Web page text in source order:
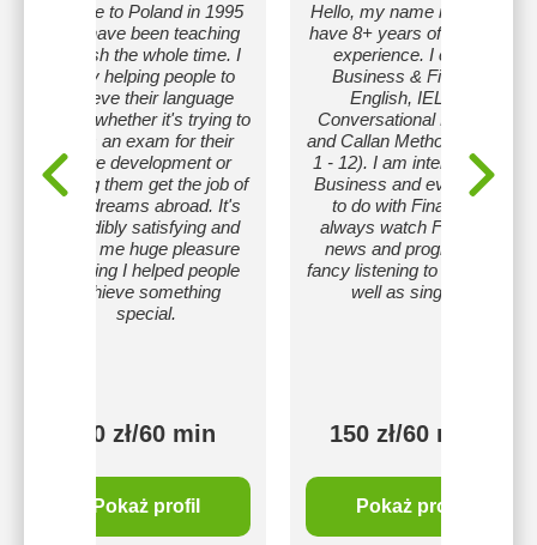
I came to Poland in 1995
and have been teaching
English the whole time. I
enjoy helping people to
achieve their language
goals, whether it's trying to
pass an exam for their
future development or
helping them get the job of
their dreams abroad. It's
incredibly satisfying and
gives me huge pleasure
knowing I helped people
achieve something
special.
130 zł/60 min
Pokaż profil
Hello, my name is Grae. I
have 8+ years of teaching
experience. I coach
Business & Finance
English, IELTS,
Conversational English,
and Callan Method(Stages
1 - 12). I am interested in
Business and everything
to do with Finance. I
always watch Financial
news and programs. I
fancy listening to music as
well as singing.
150 zł/60 min
Pokaż profil